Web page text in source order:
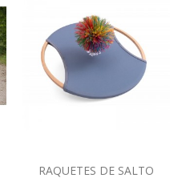
RAQUETES DE SALTO